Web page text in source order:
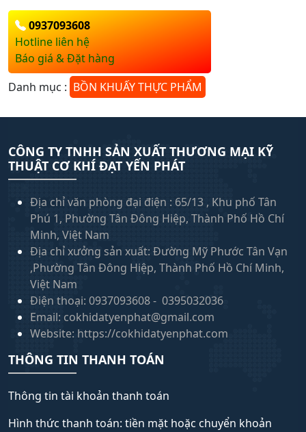
0937093608
Hotline liên hệ
Báo giá & Đặt hàng
Danh mục : BỒN KHUẤY THỰC PHẨM
CÔNG TY TNHH SẢN XUẤT THƯƠNG MẠI KỸ
THUẬT CƠ KHÍ ĐẠT YẾN PHÁT
Địa chỉ văn phòng đại điện : 65/13 , Khu phố Tân
Phú 1, Phường Tân Đông Hiệp, Thành Phố Hồ Chí
Minh, Việt Nam
Địa chỉ xưởng sản xuất: Đường Mỹ Phước Tân Vạn
,Phường Tân Đông Hiệp, Thành Phố Hồ Chí Minh,
Việt Nam
Điện thoại: 0937093608 - 0395032036
Email: cokhidatyenphat@gmail.com
Website: https://cokhidatyenphat.com
THÔNG TIN THANH TOÁN
Thông tin tài khoản thanh toán
Hình thức thanh toán: tiền mặt hoặc chuyển khoản